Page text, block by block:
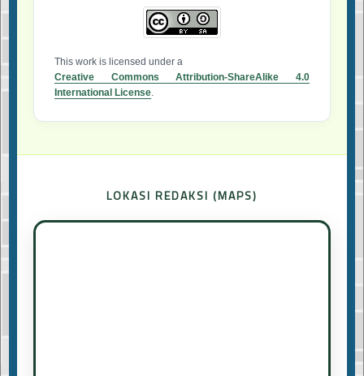
This work is licensed under a
Creative Commons Attribution-ShareAlike 4.0
International License
LOKASI REDAKSI (MAPS)